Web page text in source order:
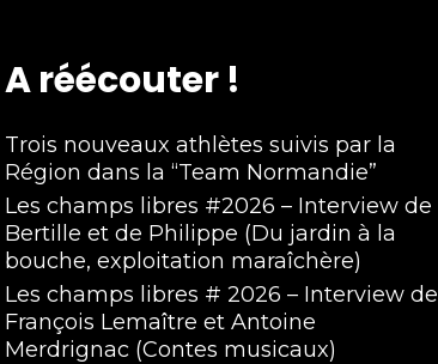
A réécouter !
Trois nouveaux athlètes suivis par la
Région dans la “Team Normandie”
Les champs libres #2026 – Interview de
Bertille et de Philippe (Du jardin à la
bouche, exploitation maraîchère)
Les champs libres # 2026 – Interview de
François Lemaître et Antoine
Merdrignac (Contes musicaux)